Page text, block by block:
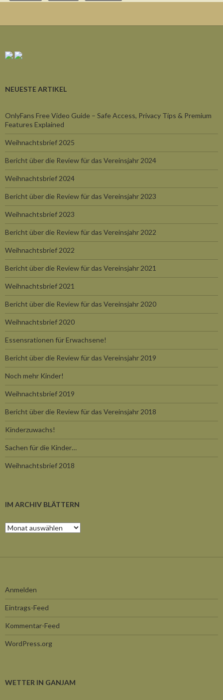
NEUESTE ARTIKEL
OnlyFans Free Video Guide – Safe Access, Privacy Tips & Premium
Features Explained
Weihnachtsbrief 2025
Bericht über die Review für das Vereinsjahr 2024
Weihnachtsbrief 2024
Bericht über die Review für das Vereinsjahr 2023
Weihnachtsbrief 2023
Bericht über die Review für das Vereinsjahr 2022
Weihnachtsbrief 2022
Bericht über die Review für das Vereinsjahr 2021
Weihnachtsbrief 2021
Bericht über die Review für das Vereinsjahr 2020
Weihnachtsbrief 2020
Essensrationen für Erwachsene!
Bericht über die Review für das Vereinsjahr 2019
Noch mehr Kinder!
Weihnachtsbrief 2019
Bericht über die Review für das Vereinsjahr 2018
Kinderzuwachs!
Sachen für die Kinder…
Weihnachtsbrief 2018
IM ARCHIV BLÄTTERN
Im
Archiv
Anmelden
Eintrags-Feed
Kommentar-Feed
WordPress.org
WETTER IN GANJAM